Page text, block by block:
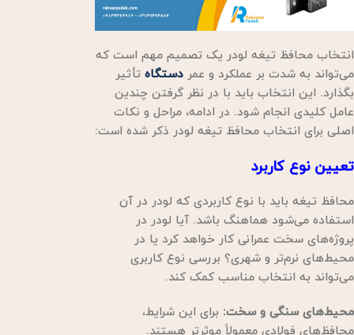
انتخاب محافظ تیغه لودر یک تصمیم مهم است که
می‌تواند به شدت بر عملکرد و عمر دستگاه تأثیر
بگذارد. این انتخاب باید با در نظر گرفتن چندین
عامل کلیدی انجام شود. در ادامه، مراحل و نکات
اصلی برای انتخاب محافظ تیغه لودر ذکر شده است:
تعیین نوع کاربرد
محافظ تیغه باید با نوع کاربردی که لودر در آن
استفاده می‌شود هماهنگ باشد. آیا لودر در
پروژه‌های سخت عمرانی کار خواهد کرد یا در
محیط‌های نرم‌تر و شهری؟ بررسی نوع کاربری
می‌تواند به انتخاب مناسب کمک کند.
محیط‌های سنگی و سخت: برای این شرایط،
محافظ‌های فولادی معمولاً موثرتر هستند.